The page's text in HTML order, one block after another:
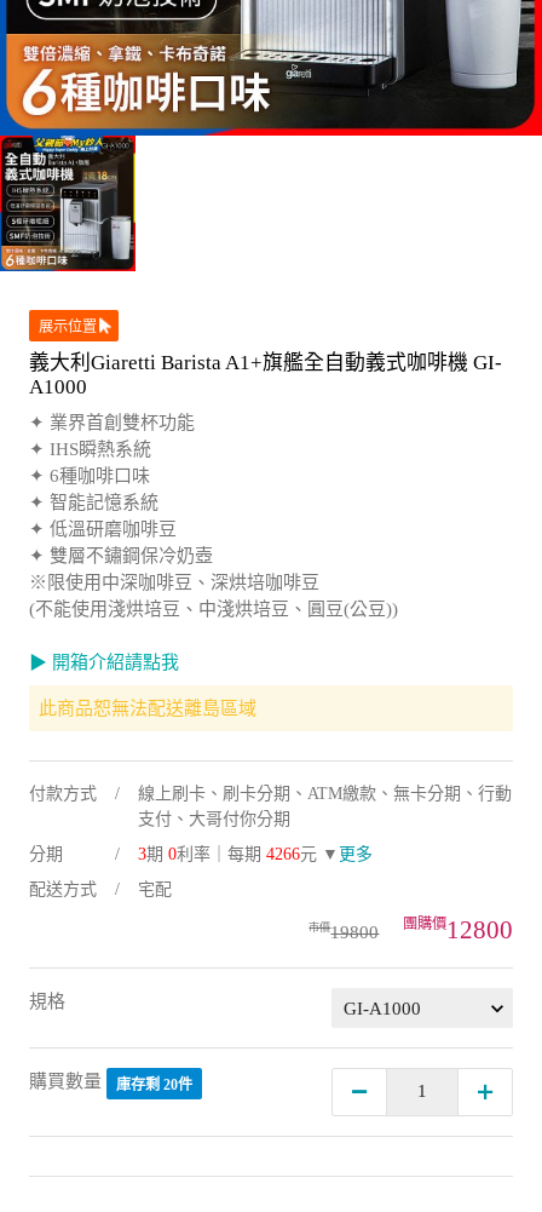
展示位置
義大利Giaretti Barista A1+旗艦全自動義式咖啡機 GI-
A1000
✦ 業界首創雙杯功能
✦ IHS瞬熱系統
✦ 6種咖啡口味
✦ 智能記憶系統
✦ 低溫研磨咖啡豆
✦ 雙層不鏽鋼保冷奶壺
※限使用中深咖啡豆、深烘培咖啡豆
(不能使用淺烘培豆、中淺烘培豆、圓豆(公豆))
▶ 開箱介紹請點我
此商品恕無法配送離島區域
付款方式
線上刷卡、刷卡分期、ATM繳款、無卡分期、行動
支付、大哥付你分期
分期
3期 0利率｜每期 4266元 ▼ 更多
配送方式
宅配
19800 12800
規格
購買數量 庫存剩 20件